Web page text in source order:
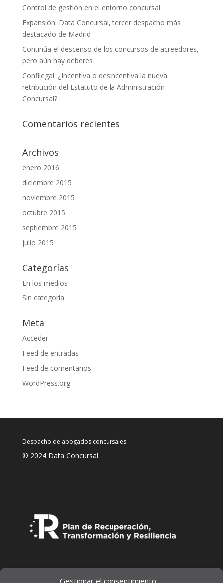
Gestionar el consentimiento
Control de gestión en el entorno concursal
Expansión: Data Concursal, tercer despacho más
destacado de Madrid
Continúa el descenso de los concursos de acreedores,
pero aún hay deberes
Confilegal: ¿Incentiva o desincentiva la nueva
retribución del Estatuto de la Administración
Concursal?
Comentarios recientes
Archivos
enero 2016
diciembre 2015
noviembre 2015
octubre 2015
septiembre 2015
julio 2015
Categorías
En los medios
Sin categoría
Meta
Acceder
Feed de entradas
Feed de comentarios
WordPress.org
Despacho de abogados concursales
© 2024 Data Concursal